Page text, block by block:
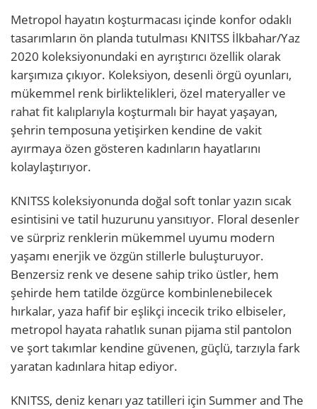
Metropol hayatın koşturmacası içinde konfor odaklı
tasarımların ön planda tutulması KNITSS İlkbahar/Yaz
2020 koleksiyonundaki en ayrıştırıcı özellik olarak
karşımıza çıkıyor. Koleksiyon, desenli örgü oyunları,
mükemmel renk birliktelikleri, özel materyaller ve
rahat fit kalıplarıyla koşturmalı bir hayat yaşayan,
şehrin temposuna yetişirken kendine de vakit
ayırmaya özen gösteren kadınların hayatlarını
kolaylaştırıyor.
KNITSS koleksiyonunda doğal soft tonlar yazın sıcak
esintisini ve tatil huzurunu yansıtıyor. Floral desenler
ve sürpriz renklerin mükemmel uyumu modern
yaşamı enerjik ve özgün stillerle buluşturuyor.
Benzersiz renk ve desene sahip triko üstler, hem
şehirde hem tatilde özgürce kombinlenebilecek
hırkalar, yaza hafif bir eşlikçi incecik triko elbiseler,
metropol hayata rahatlık sunan pijama stil pantolon
ve şort takımlar kendine güvenen, güçlü, tarzıyla fark
yaratan kadınlara hitap ediyor.
KNITSS, deniz kenarı yaz tatilleri için Summer and The